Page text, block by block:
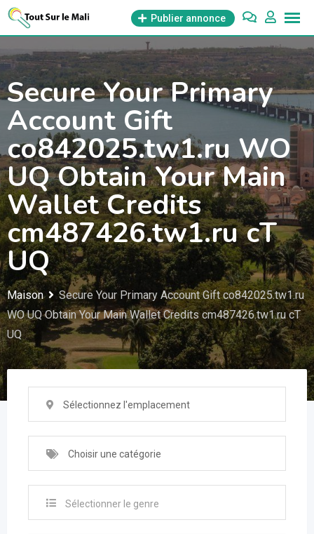
Aller
contenu
Publier annonce
Secure Your Primary
Account Gift
co842025.tw1.ru WO
UQ Obtain Your Main
Wallet Credits
cm487426.tw1.ru cT
UQ
Maison
Secure Your Primary Account Gift co842025.tw1.ru
WO UQ Obtain Your Main Wallet Credits cm487426.tw1.ru cT
UQ
Sélectionnez l'emplacement
Choisir une catégorie
Sélectionner le genre